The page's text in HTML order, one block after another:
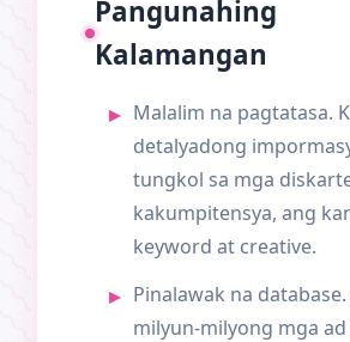
Pangunahing
Kalamangan
Malalim na pagtatasa.
detalyadong
tungkol sa mga
kakumpitensya, ang
keyword at creative.
Pinalawak na database.
milyun-milyong mga